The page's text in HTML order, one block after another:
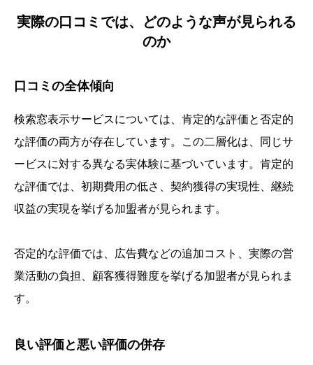
実際の口コミでは、どのような声が見られる
のか
口コミの全体傾向
検索窓表示サービスについては、肯定的な評価と否定的
な評価の両方が存在しています。この二層化は、同じサ
ービスに対する異なる実体験に基づいています。肯定的
な評価では、初期費用の低さ、契約獲得の実現性、継続
収益の実現を挙げる加盟者が見られます。
否定的な評価では、広告費などの追加コスト、実際の営
業活動の負担、顧客獲得難度を挙げる加盟者が見られま
す。
良い評価と悪い評価の併存